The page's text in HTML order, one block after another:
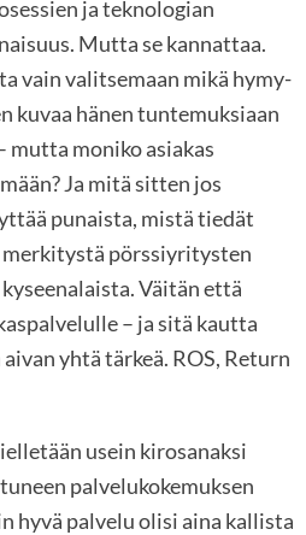
ja teknologian
Mutta se kannattaa.
vain valitsemaan mikä hymy-
kuvaa hänen tuntemuksiaan
mutta moniko asiakas
Ja mitä sitten jos
punaista, mistä tiedät
pörssiyritysten
Väitän että
– ja sitä kautta
yhtä tärkeä. ROS, Return
usein kirosanaksi
palvelukokemuksen
hyvä palvelu olisi aina kallista